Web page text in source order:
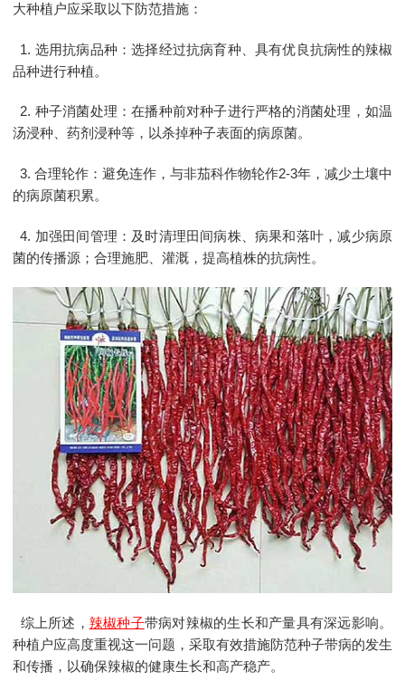
大种植户应采取以下防范措施：
1. 选用抗病品种：选择经过抗病育种、具有优良抗病性的辣椒
品种进行种植。
2. 种子消菌处理：在播种前对种子进行严格的消菌处理，如温
汤浸种、药剂浸种等，以杀掉种子表面的病原菌。
3. 合理轮作：避免连作，与非茄科作物轮作2-3年，减少土壤中
的病原菌积累。
4. 加强田间管理：及时清理田间病株、病果和落叶，减少病原
菌的传播源；合理施肥、灌溉，提高植株的抗病性。
综上所述， 辣椒种子带病对辣椒的生长和产量具有深远影响。
种植户应高度重视这一问题，采取有效措施防范种子带病的发生
和传播，以确保辣椒的健康生长和高产稳产。